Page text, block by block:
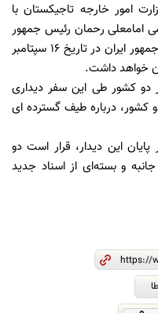
امور خارجه تاجیکستان با
امامعلی رحمان رئیس جمهور
تاجیکستان، سید ابراهیم رئیسی، رئیس جمهور ایران در تاریخ ۱۶ سپتامبر
دو کشور طی این سفر دیداری
کشور، درباره طیف گسترده ای
این دیدار، قرار است دو
و بسته‌ای از اسناد جدید